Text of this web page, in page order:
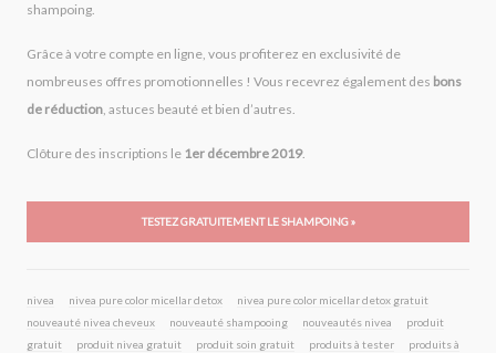
shampoing.
Grâce à votre compte en ligne, vous profiterez en exclusivité de
nombreuses offres promotionnelles ! Vous recevrez également des bons
de réduction, astuces beauté et bien d’autres.
Clôture des inscriptions le 1er décembre 2019.
TESTEZ GRATUITEMENT LE SHAMPOING »
nivea nivea pure color micellar detox
nivea pure color micellar detox gratuit
nouveauté nivea cheveux
nouveauté shampooing nouveautés nivea
produit
gratuit
produit nivea gratuit produit soin gratuit produits à tester
produits à